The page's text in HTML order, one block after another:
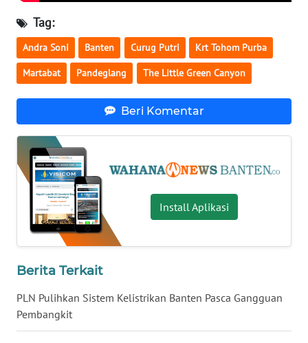
Tag:
Andra Soni Banten Curug Putri Krt Tohom Purba
Martabat Pandeglang The Little Green Canyon
Beri Komentar
Install Aplikasi
Berita Terkait
PLN Pulihkan Sistem Kelistrikan Banten Pasca Gangguan
Pembangkit
WN
NUSANTARA
WN
JOGJA
JATIM
WN
BALI
WN
KALBAR
KALTENG
WN